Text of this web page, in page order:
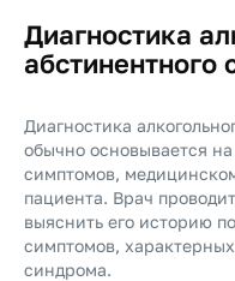
Диагностика
абстинентного
Диагностика
обычно основывается
симптомов,
пациента. Врач
выяснить его историю
симптомов,
синдрома.